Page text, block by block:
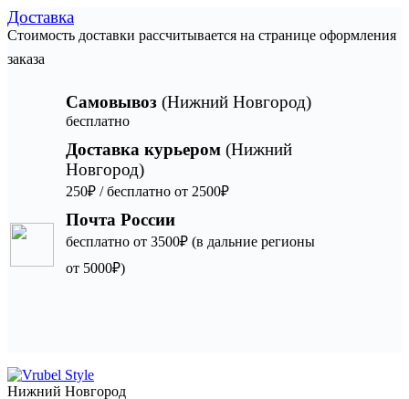
Доставка
Стоимость доставки рассчитывается на странице оформления
заказа
Самовывоз (Нижний Новгород)
бесплатно
Доставка курьером (Нижний
Новгород)
250₽ / бесплатно от 2500₽
Почта России
бесплатно от 3500₽ (в дальние регионы
от 5000₽)
Нижний Новгород